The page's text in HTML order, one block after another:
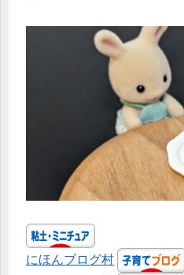
にほんブログ村